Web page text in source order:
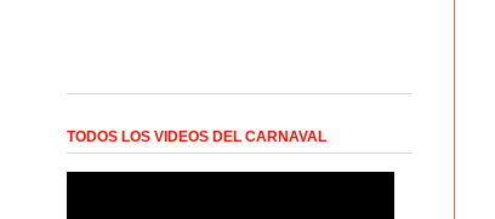
TODOS LOS VIDEOS DEL CARNAVAL